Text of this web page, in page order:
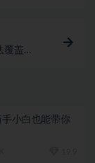
盖，
小白也能带你